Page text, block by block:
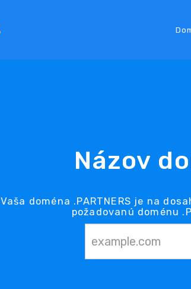
Názov
Vaša doména .PARTNERS je na
požadovanú doménu